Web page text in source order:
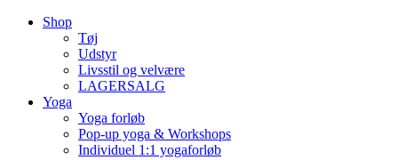
Shop
Tøj
Udstyr
Livsstil og velvære
LAGERSALG
Yoga
Yoga forløb
Pop-up yoga & Workshops
Individuel 1:1 yogaforløb